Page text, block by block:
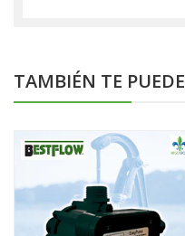
TAMBIÉN TE